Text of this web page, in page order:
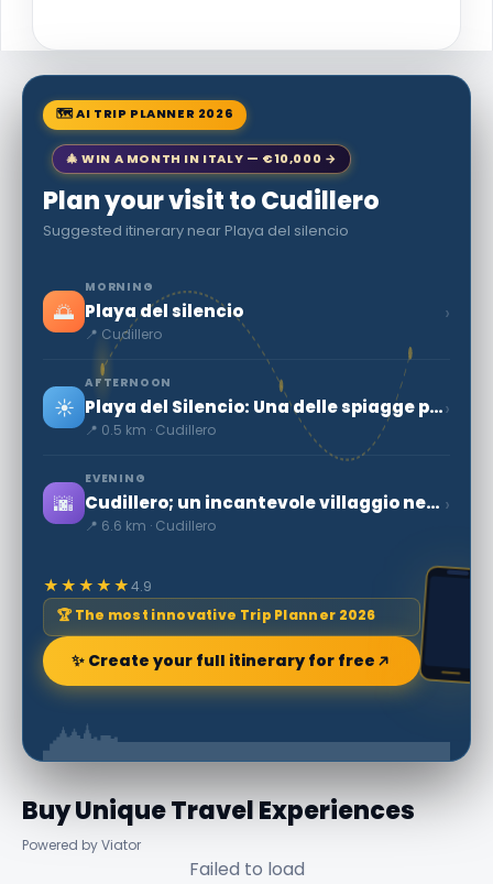
🗺 AI TRIP PLANNER 2026
🎄 WIN A MONTH IN ITALY — €10,000 →
Plan your visit to Cudillero
Suggested itinerary near Playa del silencio
🌅
MORNING
Playa del silencio
📍 Cudillero
›
☀️
AFTERNOON
Playa del Silencio: Una delle spiagge più belle della Spagna - Mondo Segreto
📍 0.5 km · Cudillero
›
🌆
EVENING
Cudillero; un incantevole villaggio nelle Asturie, Spagna
📍 6.6 km · Cudillero
›
★★★★★4.9
🏆 The most innovative Trip Planner 2026
✨ Create your full itinerary for free
Buy Unique Travel Experiences
Powered by Viator
Failed to load